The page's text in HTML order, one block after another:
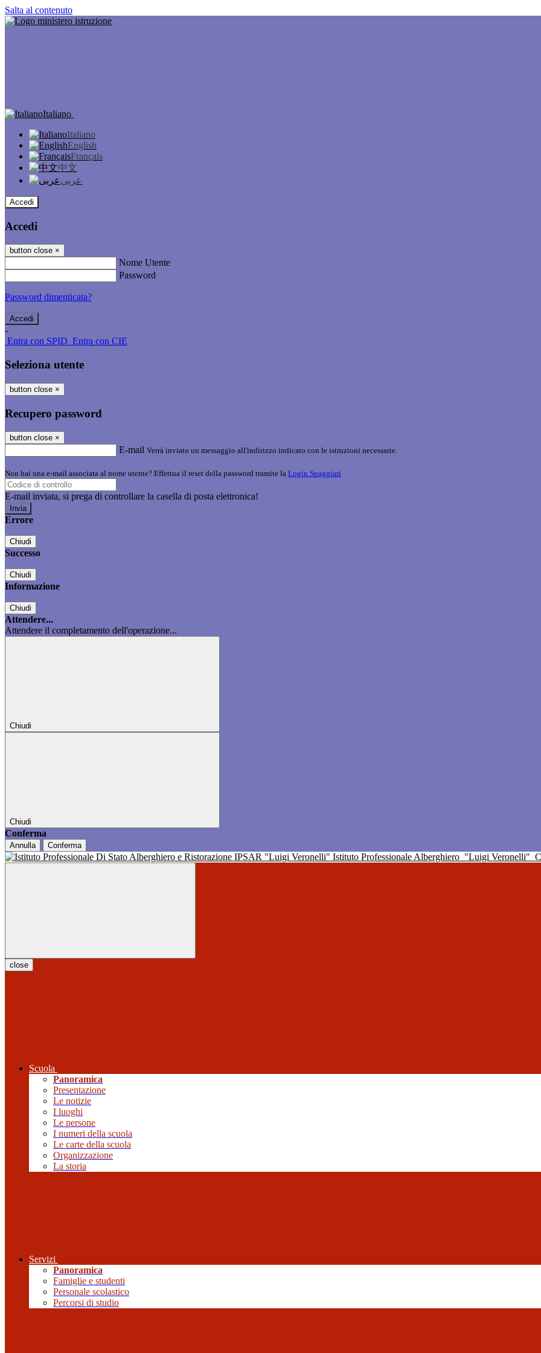
Salta al contenuto
Italiano
Italiano
English
Français
中文
عربى
Accedi
Accedi
button close ×
Nome Utente
Password
Password dimenticata?
-
Entra con SPID Entra con CIE
Seleziona utente
button close ×
Recupero password
button close ×
E-mail Verrà inviato un messaggio all'indirizzo indicato con le istruzioni necessarie.
Non hai una e-mail associata al nome utente? Effettua il reset della password tramite la Login Spaggiari
E-mail inviata, si prega di controllare la casella di posta elettronica!
Errore
Chiudi
Successo
Chiudi
Informazione
Chiudi
Attendere...
Attendere il completamento dell'operazione...
Chiudi
Chiudi
Conferma
Annulla Conferma
Istituto Professionale Alberghiero "Luigi Veronelli"
close
Scuola
Panoramica
Presentazione
Le notizie
I luoghi
Le persone
I numeri della scuola
Le carte della scuola
Organizzazione
La storia
Servizi
Panoramica
Famiglie e studenti
Personale scolastico
Percorsi di studio